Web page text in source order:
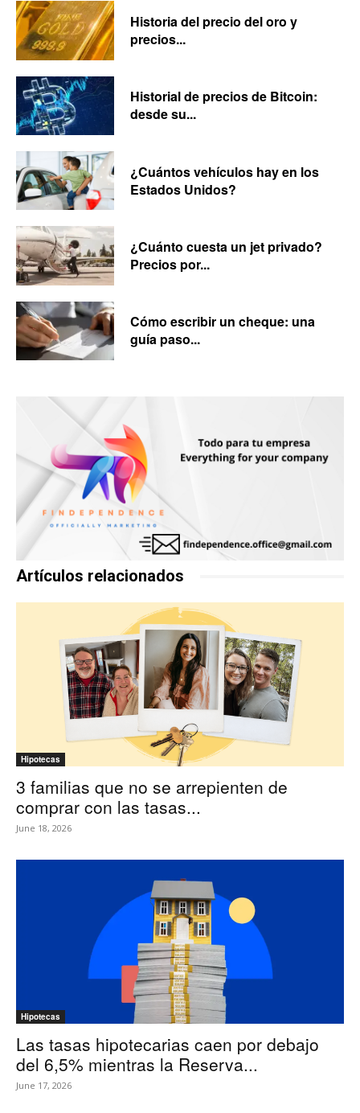
Historia del precio del oro y
precios...
Historial de precios de Bitcoin:
desde su...
¿Cuántos vehículos hay en los
Estados Unidos?
¿Cuánto cuesta un jet privado?
Precios por...
Cómo escribir un cheque: una
guía paso...
Artículos relacionados
Hipotecas
3 familias que no se arrepienten de
comprar con las tasas...
June 18, 2026
Hipotecas
Las tasas hipotecarias caen por debajo
del 6,5% mientras la Reserva...
June 17, 2026